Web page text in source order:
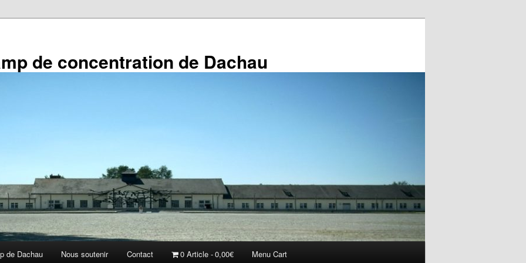
de concentration de Dachau
de Dachau Nous soutenir Contact 0 Article 0,00€ Menu Cart